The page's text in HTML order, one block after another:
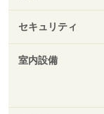
セキュリティ
室内設備